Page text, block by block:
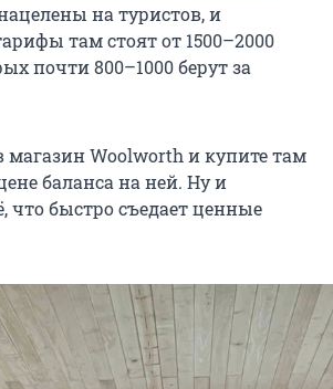
на туристов, и
там стоят от 1500–2000
почти 800–1000 берут за
магазин Woolworth и купите там
баланса на ней. Ну и
что быстро съедает ценные